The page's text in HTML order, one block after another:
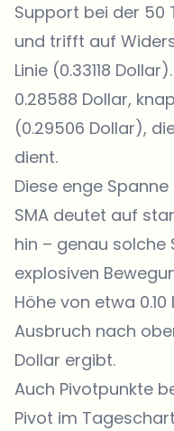
Support bei der 50
und trifft auf
Linie (0.33118
0.28588 Dollar,
(0.29506 Dollar),
dient.
Diese enge
SMA deutet auf
hin – genau solche
explosiven
Höhe von etwa
Ausbruch nach
Dollar ergibt.
Auch Pivotpunkte
Pivot im